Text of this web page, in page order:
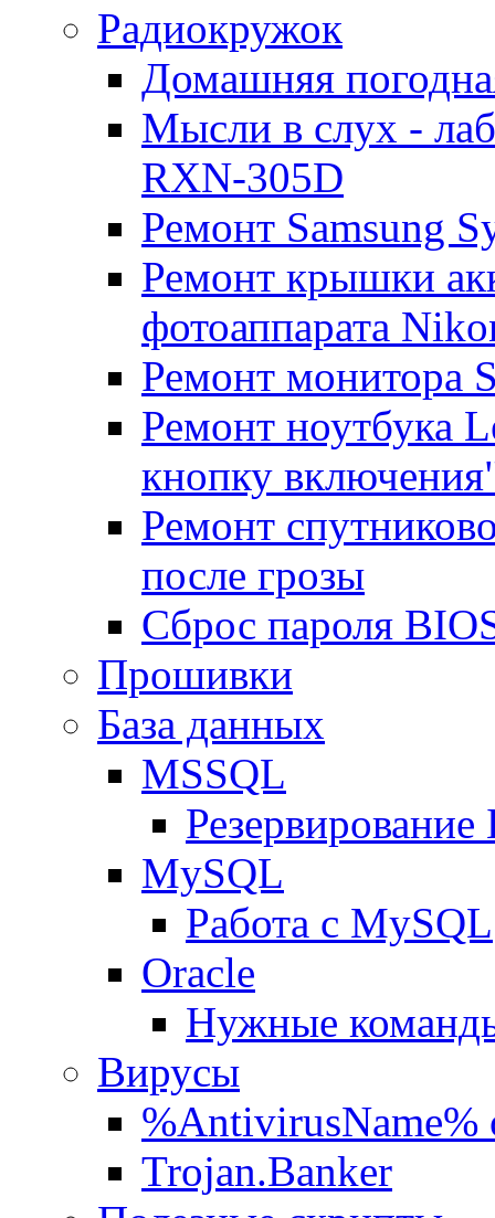
Радиокружок
Домашняя
Мысли в слух -
RXN-305D
Ремонт Samsung
Ремонт крышки
фотоаппарата
Ремонт монитора
Ремонт ноутбука
кнопку
Ремонт
после грозы
Сброс пароля
Прошивки
База данных
MSSQL
MySQL
Работа с MySQL
Oracle
Нужные
Вирусы
Trojan.Banker